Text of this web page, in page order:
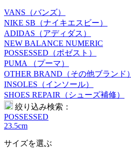
VANS（バンズ）
NIKE SB（ナイキエスビー）
ADIDAS（アディダス）
NEW BALANCE NUMERIC
POSSESSED（ポゼスト）
PUMA （プーマ）
OTHER BRAND（その他ブランド）
INSOLES（インソール）
SHOES REPAIR（シューズ補修）
絞り込み検索：
POSSESSED
23.5cm
サイズを選ぶ